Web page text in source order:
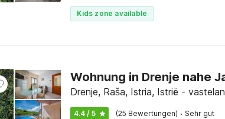
Kids zone available
Wohnung in Drenje nahe
Drenje, Raša, Istria, Istrië -
4.4 / 5 (25 Bewertungen) · Sehr gut